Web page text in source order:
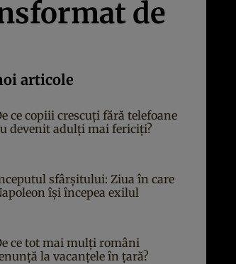
de
articole
ce copiii crescuți fără telefoane
devenit adulți mai fericiți?
sfârşitului: Ziua în care
îşi începea exilul
ce tot mai mulți români
la vacanțele în țară?